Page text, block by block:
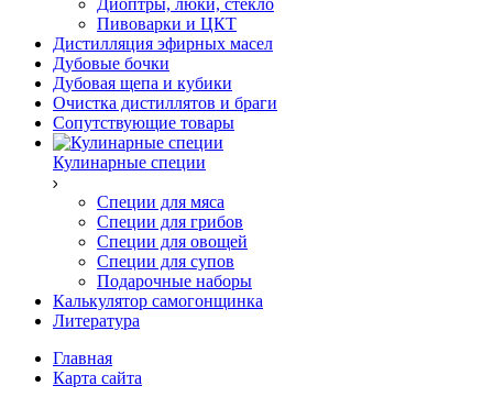
Диоптры, люки, стекло
Пивоварки и ЦКТ
Дистилляция эфирных масел
Дубовые бочки
Дубовая щепа и кубики
Очистка дистиллятов и браги
Сопутствующие товары
Кулинарные специи
Специи для мяса
Специи для грибов
Специи для овощей
Специи для супов
Подарочные наборы
Калькулятор самогонщинка
Литература
Главная
Карта сайта